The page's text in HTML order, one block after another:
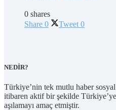
0 shares
Share 0 Tweet 0
NEDİR?
Türkiye’nin tek mutlu haber
itibaren aktif bir şekilde
aşılamayı amaç etmiştir.